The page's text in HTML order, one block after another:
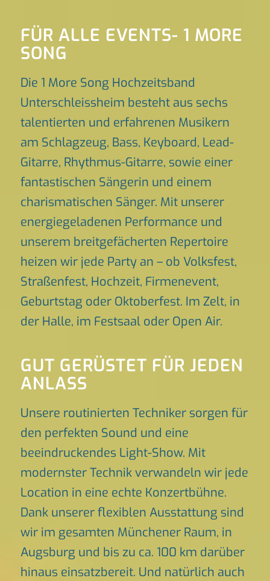
FÜR ALLE EVENTS- 1 MORE
SONG
Die 1 More Song Hochzeitsband
Unterschleissheim besteht aus sechs
talentierten und erfahrenen Musikern
am Schlagzeug, Bass, Keyboard, Lead-
Gitarre, Rhythmus-Gitarre, sowie einer
fantastischen Sängerin und einem
charismatischen Sänger. Mit unserer
energiegeladenen Performance und
unserem breitgefächerten Repertoire
heizen wir jede Party an – ob Volksfest,
Straßenfest, Hochzeit, Firmenevent,
Geburtstag oder Oktoberfest. Im Zelt, in
der Halle, im Festsaal oder Open Air.
GUT GERÜSTET FÜR JEDEN
ANLASS
Unsere routinierten Techniker sorgen für
den perfekten Sound und eine
beeindruckendes Light-Show. Mit
modernster Technik verwandeln wir jede
Location in eine echte Konzertbühne.
Dank unserer flexiblen Ausstattung sind
wir im gesamten Münchener Raum, in
Augsburg und bis zu ca. 100 km darüber
hinaus einsatzbereit. Und natürlich auch